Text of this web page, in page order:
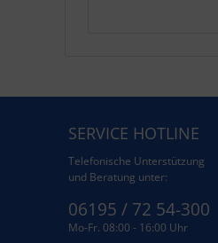
SERVICE HOTLINE
Telefonische Unterstützung
und Beratung unter:
06195 / 72 54-300
Mo-Fr. 08:00 - 16:00 Uhr